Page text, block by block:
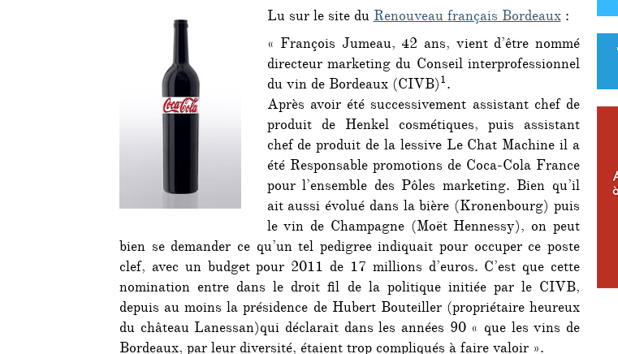
de
Bordeaux
est
en
Lu sur le site duRenouveau français Bordeaux:
« François Jumeau, 42 ans, vient d’être nommé
directeur marketing du Conseil interprofessionnel
du vin de Bordeaux (CIVB)1.
Après avoir été successivement assistant chef de
produit de Henkel cosmétiques, puis assistant
chef de produit de la lessive Le Chat Machine il a
été Responsable promotions de Coca-Cola France
pour l’ensemble des Pôles marketing. Bien qu’il
ait aussi évolué dans la bière (Kronenbourg) puis
le vin de Champagne (Moët Hennessy), on peut
bien se demander ce qu’un tel pedigree indiquait pour occuper ce poste
clef, avec un budget pour 2011 de 17 millions d’euros. C’est que cette
nomination entre dans le droit fil de la politique initiée par le CIVB,
depuis au moins la présidence de Hubert Bouteiller (propriétaire heureux
du château Lanessan)qui déclarait dans les années 90 « que les vins de